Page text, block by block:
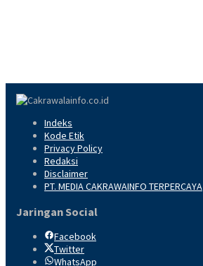
Indeks
Kode Etik
Privacy Policy
Redaksi
Disclaimer
PT. MEDIA CAKRAWAINFO TERPERCAYA
Jaringan Social
Facebook
Twitter
WhatsApp